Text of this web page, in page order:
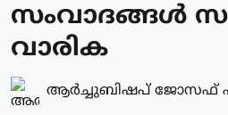
സംവാദങ്ങൾ
വാരിക
ആർച്ചുബിഷപ് ജോസഫ്